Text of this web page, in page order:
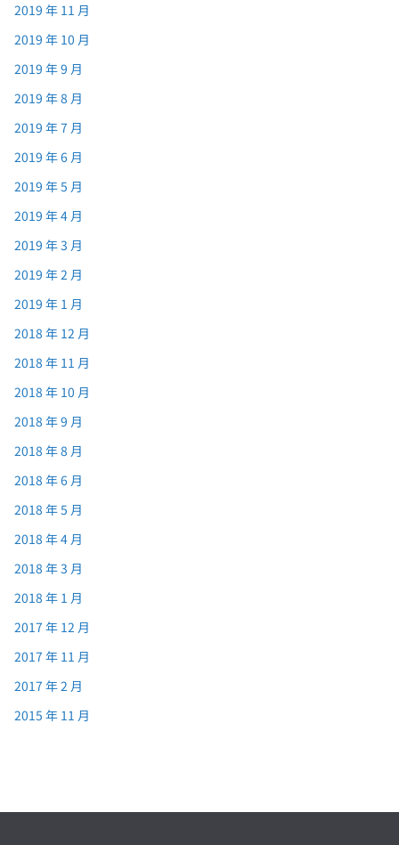
2019 年 11 月
2019 年 10 月
2019 年 9 月
2019 年 8 月
2019 年 7 月
2019 年 6 月
2019 年 5 月
2019 年 4 月
2019 年 3 月
2019 年 2 月
2019 年 1 月
2018 年 12 月
2018 年 11 月
2018 年 10 月
2018 年 9 月
2018 年 8 月
2018 年 6 月
2018 年 5 月
2018 年 4 月
2018 年 3 月
2018 年 1 月
2017 年 12 月
2017 年 11 月
2017 年 2 月
2015 年 11 月